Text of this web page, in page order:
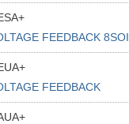
FEEDBACK
FEEDBACK